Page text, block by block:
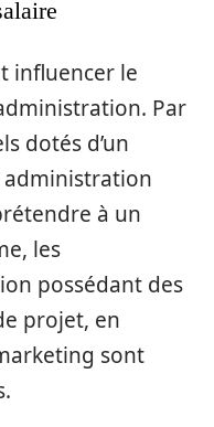
influencer le
Par
dotés d’un
à un
les
possédant des
projet, en
sont